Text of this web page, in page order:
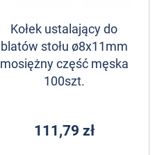
Kołek ustalający do
blatów stołu ø8x11mm
mosiężny część męska
100szt.
111,79 zł